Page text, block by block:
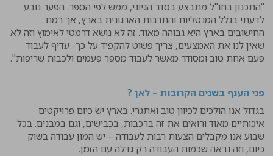
"התכנון בחו"ל מתבצע בסדר הגיוני, ממש לפי הספר. הפער נובע
לדעתי בגלל המנטליות והתרבות הארגונית בארץ, אך רמת
החישובים בארץ היא גבוהה מאוד. זה לא נושא דרמטי לאימוץ וזה לא
שאין לנו את האמצעים, צריך פשוט להקפיד על כך- עדיף לעבוד
פעם אחת טוב ומסודר מאשר לעבוד מספר פעמים ולכבות שריפות".
פני הענף בשנים הקרובות – לאן ?
בגדול אנו הולכים לכיוון טוב ואתגרי. בארץ יש כיום פרויקטים
איכותיים מאוד ורואים את זה ברכבות, בכבישים, וגם במבנים. בכל
שבוע אנו מקבלים הצעות רבות לעבודה – יש המון עבודה בשוק
כיום, וזה נראה שכמות העבודה רק גדלה עם הזמן.